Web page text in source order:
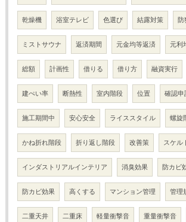
乾燥機 浴室テレビ 色選び 結露対策 防
ミストサウナ 返済期間 元金均等返済 元利
総額 計画性 借りる 借り方 融資実行
建ぺい率 断熱性 室内階段 位置 確認申
施工期間中 安心安全 ライススタイル 螺旋
かね折れ階段 折り返し階段 改善策 スケル
インダストリアルインテリア 消臭効果 防カビ
防カビ効果 高くする マンション管理 管理
二重天井 二重床 軽量衝撃音 重量衝撃音